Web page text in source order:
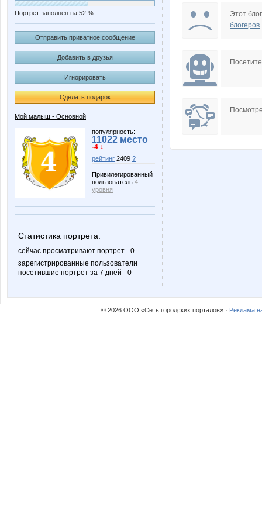
Портрет заполнен на 52 %
Отправить приватное сообщение
Добавить в друзья
Игнорировать
Сделать подарок
Мой малыш - Основной
популярность:
11022 место
-4 ↓
рейтинг 2409 ?
Привилегированный
пользователь 4
уровня
Статистика портрета:
сейчас просматривают портрет - 0
зарегистрированные пользователи
посетившие портрет за 7 дней - 0
Этот
блогеров.
© 2026 ООО «Сеть городских порталов» · Реклама